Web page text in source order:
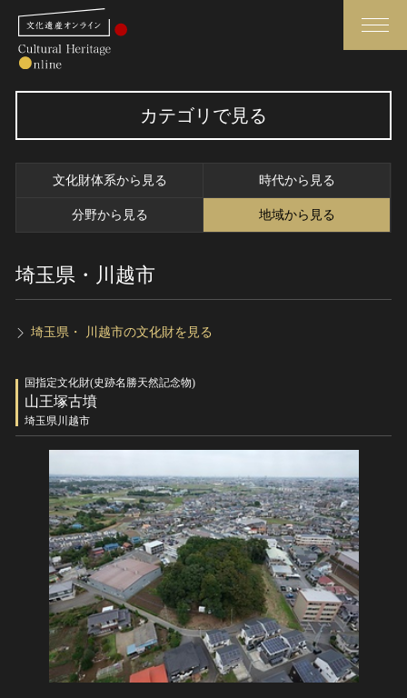
さらに詳細検索
トップ
作品一覧
カテゴリで見る
全国の美術館・博物館
世界遺産
無形文化遺産
動画で見る無形の文化財
博物館、美術館の皆さまへ
関連サイトリンク
サイトマップ
サイトのご意見はこちら
文化遺産データベース
国指定文化財等データベース
カテゴリで見る
文化財体系から見る 時代から見る
分野から見る 地域から見る
埼玉県・川越市
埼玉県・ 川越市の文化財を見る
国指定文化財(史跡名勝天然記念物)
山王塚古墳
埼玉県川越市